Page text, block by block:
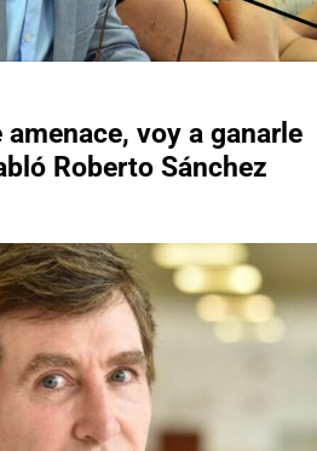
voy a ganarle
Roberto Sánchez